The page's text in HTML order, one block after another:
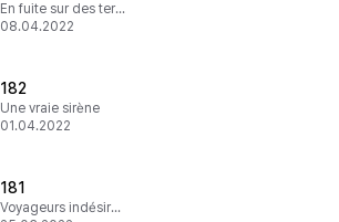
En fuite sur des terres inconnues
08.04.2022
182
Une vraie sirène
01.04.2022
181
Voyageurs indésirables